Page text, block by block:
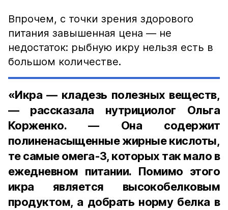
Впрочем, с точки зрения здорового
питания завышенная цена — не
недостаток: рыбную икру нельзя есть в
большом количестве.
«Икра — кладезь полезных веществ,
— рассказала нутрициолог Ольга
Корженко. — Она содержит
полиненасыщенные жирные кислоты,
те самые омега-3, которых так мало в
ежедневном питании. Помимо этого
икра является высокобелковым
продуктом, а добрать норму белка в